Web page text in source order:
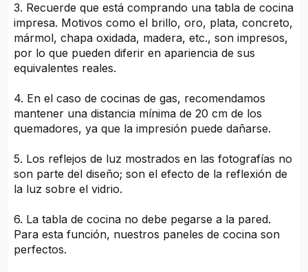
3. Recuerde que está comprando una tabla de cocina
impresa. Motivos como el brillo, oro, plata, concreto,
mármol, chapa oxidada, madera, etc., son impresos,
por lo que pueden diferir en apariencia de sus
equivalentes reales.
4. En el caso de cocinas de gas, recomendamos
mantener una distancia mínima de 20 cm de los
quemadores, ya que la impresión puede dañarse.
5. Los reflejos de luz mostrados en las fotografías no
son parte del diseño; son el efecto de la reflexión de
la luz sobre el vidrio.
6. La tabla de cocina no debe pegarse a la pared.
Para esta función, nuestros paneles de cocina son
perfectos.